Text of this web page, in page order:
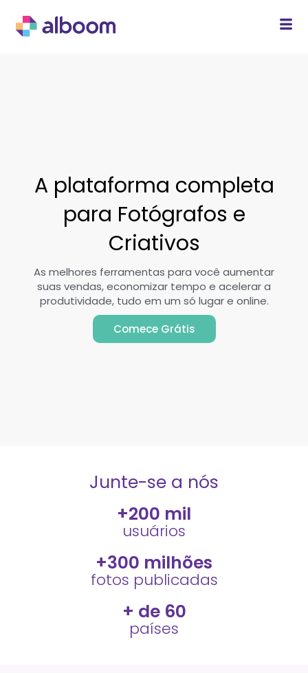
A plataforma completa
para Fotógrafos e
Criativos
As melhores ferramentas para você aumentar
suas vendas, economizar tempo e acelerar a
produtividade, tudo em um só lugar e online.
Comece Grátis
Junte-se a nós
usuários
+200 mil
fotos publicadas
+300 milhões
países
+ de 60